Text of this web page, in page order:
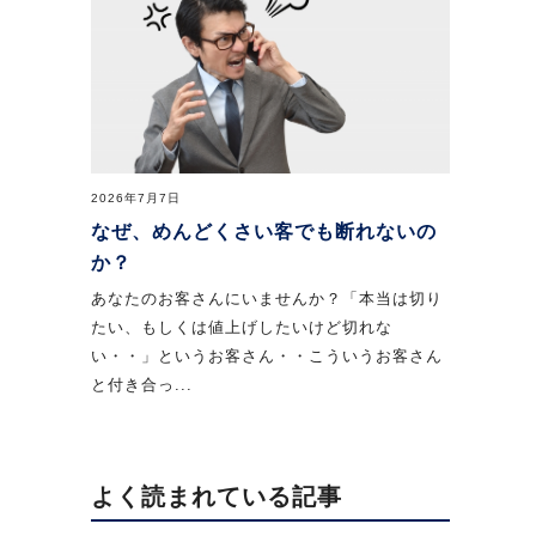
2026年7月7日
なぜ、めんどくさい客でも断れないの
か？
あなたのお客さんにいませんか？「本当は切り
たい、もしくは値上げしたいけど切れな
い・・」というお客さん・・こういうお客さん
と付き合っ...
よく読まれている記事